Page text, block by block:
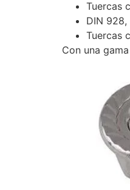
Tuercas
DIN
Tuercas
Con una